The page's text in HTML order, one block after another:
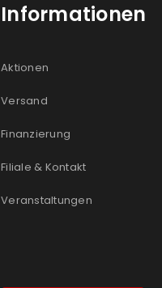
Informationen
Aktionen
Versand
Finanzierung
Filiale & Kontakt
Veranstaltungen